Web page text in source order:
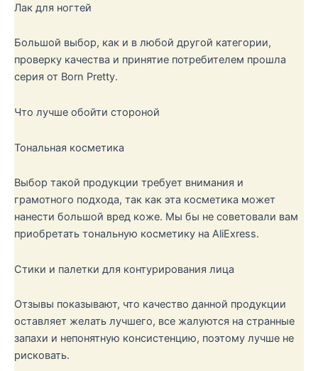
Лак для ногтей
Большой выбор, как и в любой другой категории,
проверку качества и принятие потребителем прошла
серия от Born Pretty.
Что лучше обойти стороной
Тональная косметика
Выбор такой продукции требует внимания и
грамотного подхода, так как эта косметика может
нанести большой вред коже. Мы бы не советовали вам
приобретать тональную косметику на AliExress.
Стики и палетки для контурирования лица
Отзывы показывают, что качество данной продукции
оставляет желать лучшего, все жалуются на странные
запахи и непонятную консистенцию, поэтому лучше не
рисковать.